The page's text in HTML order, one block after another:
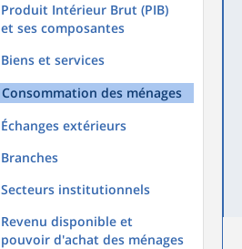
Produit Intérieur Brut (PIB)
et ses composantes
Biens et services
Consommation des ménages
Échanges extérieurs
Branches
Secteurs institutionnels
Revenu disponible et
pouvoir d'achat des ménages